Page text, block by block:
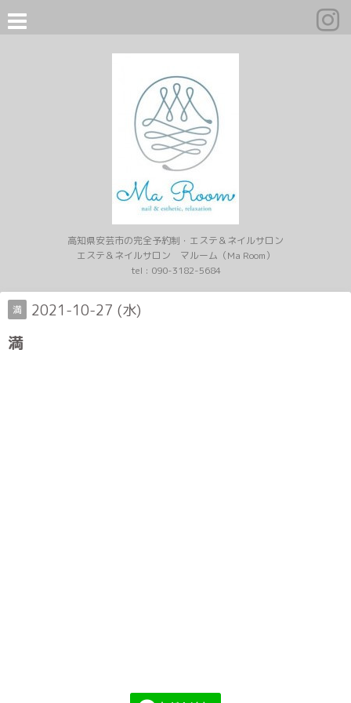
高知県安芸市の完全予約制・エステ＆ネイルサロン
エステ＆ネイルサロン マルーム（Ma Room）
tel : 090-3182-5684
満 2021-10-27 (水)
満